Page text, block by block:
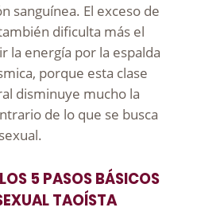
sanguínea. El exceso de
dificulta más el
la energía por la espalda
porque esta clase
disminuye mucho la
de lo que se busca
5 PASOS BÁSICOS
TAOÍSTA